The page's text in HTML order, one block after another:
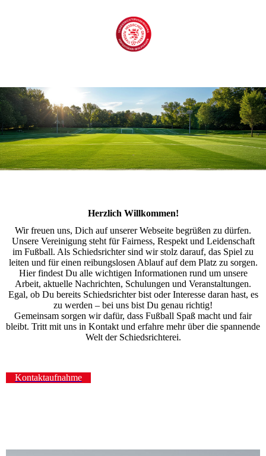
Herzlich Willkommen!
Wir freuen uns, Dich auf unserer Webseite begrüßen zu dürfen.
Unsere Vereinigung steht für Fairness, Respekt und Leidenschaft
im Fußball. Als Schiedsrichter sind wir stolz darauf, das Spiel zu
leiten und für einen reibungslosen Ablauf auf dem Platz zu sorgen.
Hier findest Du alle wichtigen Informationen rund um unsere
Arbeit, aktuelle Nachrichten, Schulungen und Veranstaltungen.
Egal, ob Du bereits Schiedsrichter bist oder Interesse daran hast, es
zu werden – bei uns bist Du genau richtig!
Gemeinsam sorgen wir dafür, dass Fußball Spaß macht und fair
bleibt. Tritt mit uns in Kontakt und erfahre mehr über die spannende
Welt der Schiedsrichterei.
Kontaktaufnahme